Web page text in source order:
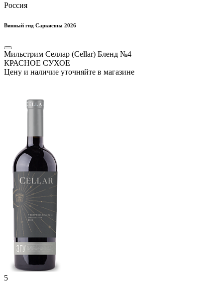
Россия
Винный гид Саркисяна 2026
Мильстрим Селлар (Cellar) Бленд №4
КРАСНОЕ СУХОЕ
Цену и наличие уточняйте в магазине
5